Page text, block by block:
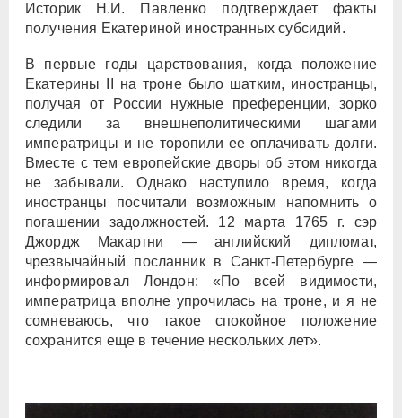
Историк Н.И. Павленко подтверждает факты
получения Екатериной иностранных субсидий.
В первые годы царствования, когда положение
Екатерины II на троне было шатким, иностранцы,
получая от России нужные преференции, зорко
следили за внешнеполитическими шагами
императрицы и не торопили ее оплачивать долги.
Вместе с тем европейские дворы об этом никогда
не забывали. Однако наступило время, когда
иностранцы посчитали возможным напомнить о
погашении задолжностей. 12 марта 1765 г. сэр
Джордж Макартни — английский дипломат,
чрезвычайный посланник в Санкт-Петербурге —
информировал Лондон: «По всей видимости,
императрица вполне упрочилась на троне, и я не
сомневаюсь, что такое спокойное положение
сохранится еще в течение нескольких лет».